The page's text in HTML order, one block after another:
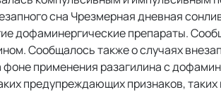
сна Чрезмерная дневная
дофаминергические препараты.
Сообщалось также о случаях
применения разагилина с
предупреждающих признаков, таких